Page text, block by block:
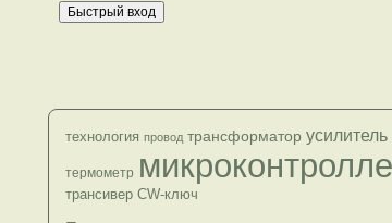
технология провод трансформатор усилитель
термометр
трансивер CW-ключ